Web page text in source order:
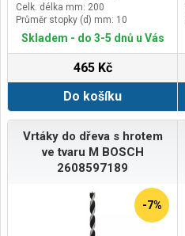
Celk. délka mm: 200
Průměr stopky (d) mm: 10
Skladem - do 3-5 dnů u Vás
465 Kč
Do košíku
Vrtáky do dřeva s hrotem
ve tvaru M BOSCH
2608597189
-7%